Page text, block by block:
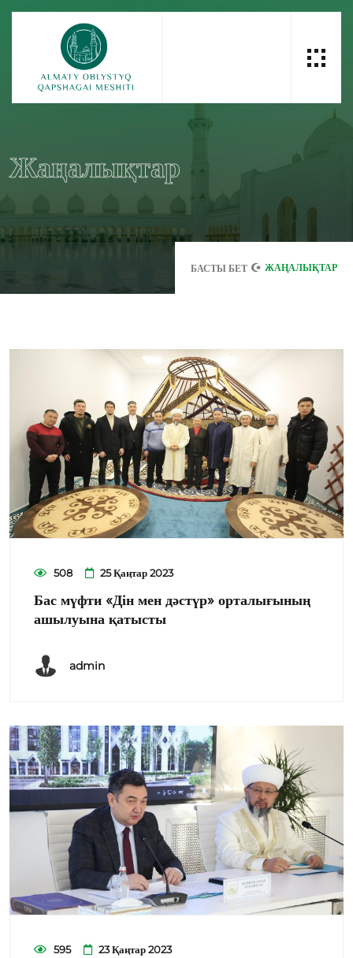
Жаңалықтар
БАСТЫ БЕТ ЖАҢАЛЫҚТАР
508 25 Қаңтар 2023
Бас мүфти «Дін мен дәстүр» орталығының
ашылуына қатысты
admin
595 23 Қаңтар 2023